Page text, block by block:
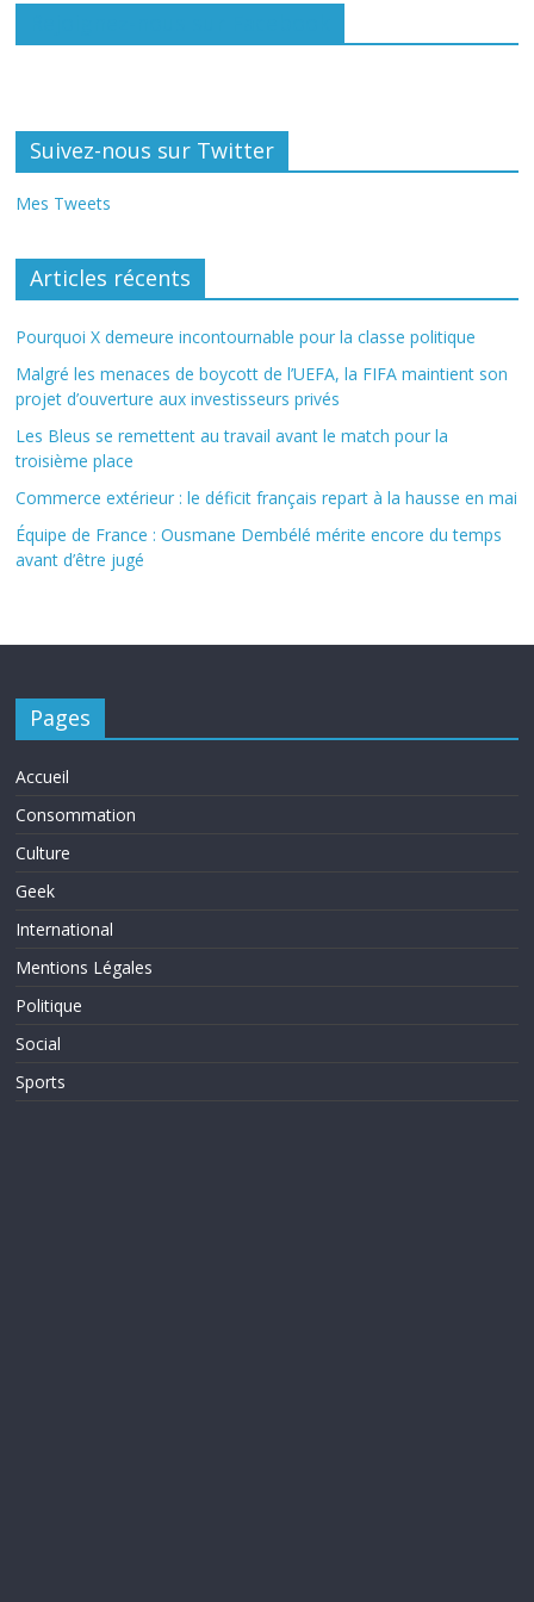
Suivez-nous sur Twitter
Mes Tweets
Articles récents
Pourquoi X demeure incontournable pour la classe politique
Malgré les menaces de boycott de l’UEFA, la FIFA maintient son
projet d’ouverture aux investisseurs privés
Les Bleus se remettent au travail avant le match pour la
troisième place
Commerce extérieur : le déficit français repart à la hausse en mai
Équipe de France : Ousmane Dembélé mérite encore du temps
avant d’être jugé
Pages
Accueil
Consommation
Culture
Geek
International
Mentions Légales
Politique
Social
Sports